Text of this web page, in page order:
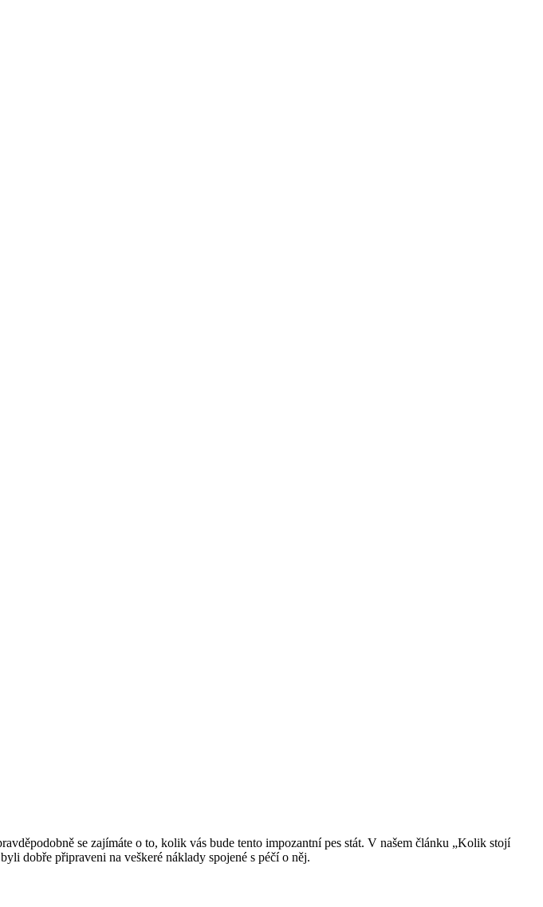
se zajímáte o to, kolik vás bude tento impozantní pes stát. V našem článku „Kolik stojí
dobře připraveni na veškeré náklady spojené s péčí o něj.